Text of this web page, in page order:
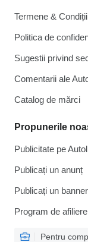
Termene & Condiții
Politica de
Sugestii privind
Comentarii ale
Catalog de mărcі
Propunerile
Publicitate pe
Publicați un anunț
Publicați un banner
Program de afiliere
Pentru